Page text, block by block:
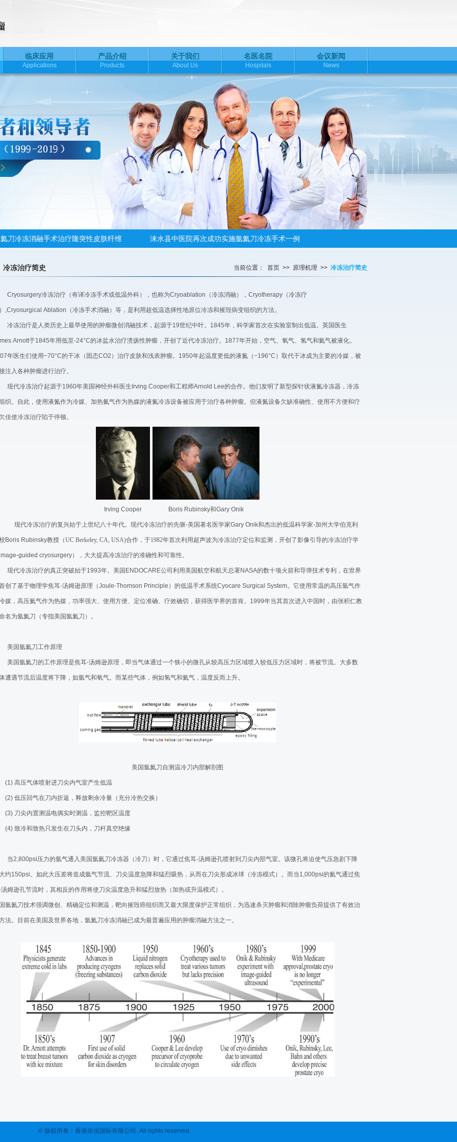
临床应用
Applications
产品介绍
Products
关于我们
About Us
名医名院
Hospitals
会议新闻
News
刀冷冻消融手术治疗隆突性皮肤纤维 涞水县中医院再次成功实施氩氦刀冷冻手术一例
刀治疗胰腺癌 华北油田总医院肿瘤科氩氦刀冷冻治疗学术交流
实施 中日医院中西医肿瘤专科医联体肿瘤冷冻技术培训班邀请函
体肿瘤冷冻技术培训班，圆满落幕 中核四〇四医院肿瘤治疗成绩斐然
湖南省肿瘤医院冷冻微创治疗肺癌，消痛、免疫激活，微创介入治疗
栏目2017-04-18报道“致命的'胃'痛”
引导穿刺，治疗后一切生活照常 第十三届中国肿瘤微创治疗学术大会
癌症治疗轻松些？ 电视台来了！
看这里：晚期肿瘤患者和不能手术肿瘤患者有了新希望
82岁患者，介入治疗一次、放疗25次，最后选择了氩氦刀
首例复发性脑肿瘤氩氦刀手术
外科多技术联合成功抢救晚期肺癌患者 肿瘤冷冻免疫沙龙圆满落幕
省千医肿瘤微创科巧用氩氦冷冻消融技术治疗肿瘤！
美国氩氦刀冷冻姑息减瘤术
主任多学科联合下氩氦刀精准冷冻治疗 河北省中医院肿瘤科王利民主任胸腺19公分肿瘤氩氦刀手术
癌氩氦刀冷冻手术 安徽省滁州市第一人民医院肝脏肿瘤氩氦刀冷冻手术
民航总医院氩氦刀冷冻消融治疗肝癌
院氩氦刀冷冻消融治疗肾上腺癌和肝癌
治疗 东方医院63岁患者肺癌淋巴结转移氩氦刀冷冻消融治疗
疗肺癌 东方医院70岁4*3cm肺癌氩氦刀治疗
唐山市人民医院氩氦刀冷冻消融治疗肺癌
平度中医院右肺上叶肿瘤氩氦刀冷冻消融治疗
天津中医药大学附属武清中医院氩氦刀冷冻消融治疗肺癌和肋骨转移
冻消融，没有人工胸腹水，也安全可行
腺癌的初步研究 【祝贺】高州市人民医院美国氩氦刀国际治疗中心正式成立
氦刀冷冻消融治疗肝部肿瘤 煤炭总医院氩氦刀冷冻消融治疗双肺转移病灶
老年肺癌患者失去手术机会该如何
消融治疗——首都医科大学附属北京世纪 腹膜后脂肪肉瘤氩氦刀冷冻消融治疗——中国人民解放军第307医院
治疗——首都医科大学附属北京世纪坛医 青岛市平度中医院氩氦刀冷冻消融治疗
消融治疗 山东平度市中医院对85岁左肺上叶肿瘤患者行氩氦刀冷冻消融治疗
疗——民航总医院 衡水第二人民医院肝部氩氦刀冷冻消融治疗
融治疗——天津中医药大学附属武清中医 肿瘤靶向治疗国际论坛暨河北省肿瘤微创与靶向治疗专业委员会年会
成功举办！
冻消融 骶尾部恶性肿瘤氩氦刀冷冻消融
冷冻治疗简史 冷冻治疗简史
>>
原理机理
>>
首页
当前位置：
Cryosurgery冷冻治疗（有译冷冻手术或低温外科），也称为Cryoablation（冷冻消融），Cryotherapy（冷冻疗
,Cryosurgical Ablation（冷冻手术消融）等，是利用超低温选择性地原位冷冻和摧毁病变组织的方法。
冷冻治疗是人类历史上最早使用的肿瘤微创消融技术，起源于19世纪中叶。1845年，科学家首次在实验室制出低温。英国医生
Arnott于1845年用低至-24°C的冰盐水治疗溃疡性肿瘤，开创了近代冷冻治疗。1877年开始，空气、氧气、氢气和氦气被液化。
年医生们使用−70°C的干冰（固态CO2）治疗皮肤和浅表肿瘤。1950年起温度更低的液氮（−196°C）取代干冰成为主要的冷媒，被
注入各种肿瘤进行治疗。
现代冷冻治疗起源于1960年美国神经外科医生Irving Cooper和工程师Arnold Lee的合作。他们发明了新型探针状液氮冷冻器，冷冻
织。自此，使用液氮作为冷媒、加热氮气作为热媒的液氮冷冻设备被应用于治疗各种肿瘤。但液氮设备欠缺准确性、使用不方便和疗
佳使冷冻治疗陷于停顿。
Irving Cooper Boris Rubinsky和Gary Onik
现代冷冻治疗的复兴始于上世纪八十年代。现代冷冻治疗的先驱-美国著名医学家Gary Onik和杰出的低温科学家-加州大学伯克利
Boris Rubinsky教授（UC Berkeley, CA, USA)合作，于1982年首次利用超声波为冷冻治疗定位和监测，开创了影像引导的冷冻治疗学
image-guided cryosurgery），大大提高冷冻治疗的准确性和可靠性。
现代冷冻治疗的真正突破始于1993年。美国ENDOCARE公司利用美国航空和航天总署NASA的数十项火箭和导弹技术专利，在世界
创了基于物理学焦耳-汤姆逊原理（Joule-Thomson Principle）的低温手术系统Cyocare Surgical System。它使用常温的高压氩气作
媒，高压氦气作为热媒，功率强大、使用方便、定位准确、疗效确切，获得医学界的首肯。1999年当其首次进入中国时，由张积仁教
名为氩氦刀（专指美国氩氦刀）。
美国氩氦刀工作原理
美国氩氦刀的工作原理是焦耳-汤姆逊原理，即当气体通过一个狭小的微孔从较高压力区域喷入较低压力区域时，将被节流。大多数
遭遇节流后温度将下降，如氩气和氧气。而某些气体，例如氢气和氦气，温度反而上升。
美国氩氦刀自测温冷刀内部解剖图
(1)高压气体喷射进刀尖内气室产生低温
(2)低压回气在刀内折返，释放剩余冷量（充分冷热交换）
(3) 刀尖内置测温电偶实时测温，监控靶区温度
(4) 致冷和致热只发生在刀头内，刀杆真空绝缘
当2,800psi压力的氩气通入美国氩氦刀冷冻器（冷刀）时，它通过焦耳-汤姆逊孔喷射到刀尖内部气室。该微孔将迫使气压急剧下降
约150psi。如此大压差将造成氩气节流、刀尖温度急降和猛烈吸热，从而在刀尖形成冰球（冷冻模式）。而当1,000psi的氦气通过焦
姆逊孔节流时，其相反的作用将使刀尖温度急升和猛烈放热（加热或升温模式）。
氩氦刀技术强调微创、精确定位和测温，靶向摧毁癌组织而又最大限度保护正常组织，为迅速杀灭肿瘤和消除肿瘤负荷提供了有效治
法。目前在美国及世界各地，氩氦刀冷冻消融已成为最普遍应用的肿瘤消融方法之一。
© 版权所有：香港依信国际有限公司. All rights reserved.